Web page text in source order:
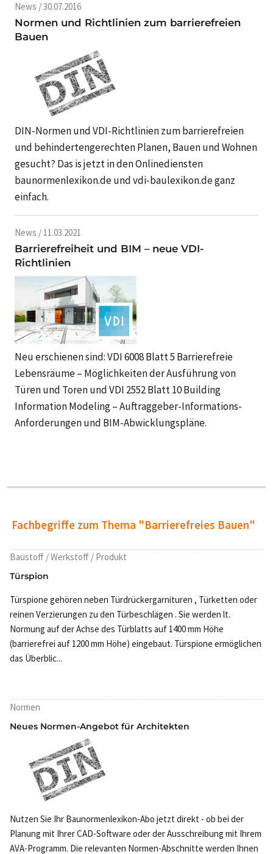
News / 30.07.2016
Normen und Richtlinien zum barrierefreien
Bauen
DIN-Normen und VDI-Richtlinien zum barrierefreien
und behindertengerechten Planen, Bauen und Wohnen
gesucht? Das is jetzt in den Onlinediensten
baunormenlexikon.de und vdi-baulexikon.de ganz
einfach.
News / 11.03.2021
Barrierefreiheit und BIM – neue VDI-
Richtlinien
Neu erschienen sind: VDI 6008 Blatt 5 Barrierefreie
Lebensräume – Möglichkeiten der Ausführung von
Türen und Toren und VDI 2552 Blatt 10 Building
Information Modeling – Auftraggeber-Informations-
Anforderungen und BIM-Abwicklungspläne.
Fachbegriffe zum Thema "Barrierefreies Bauen"
Baustoff / Werkstoff / Produkt
Türspion
Türspione gehören neben Türdrückergarnituren , Türketten oder
reinen Verzierungen zu den Türbeschlägen . Sie werden lt.
Normung auf der Achse des Türblatts auf 1400 mm Höhe
(barrierefrei auf 1200 mm Höhe) eingebaut. Türspione ermöglichen
das Überblic...
Normen
Neues Normen-Angebot für Architekten
Nutzen Sie Ihr Baunormenlexikon-Abo jetzt direkt - ob bei der
Planung mit Ihrer CAD-Software oder der Ausschreibung mit Ihrem
AVA-Programm. Die relevanten Normen-Abschnitte werden Ihnen